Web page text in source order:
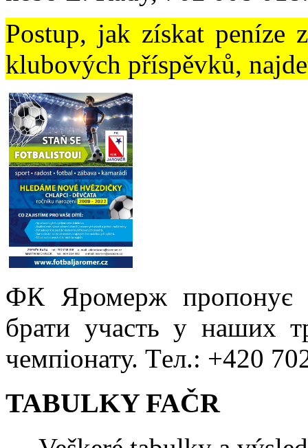
Postup, jak získat peníze
klubových příspěvků,
ФК Яромерж пропонує
брати участь у наших
чемпіонату. Tел.: +420
TABULKY FAČR